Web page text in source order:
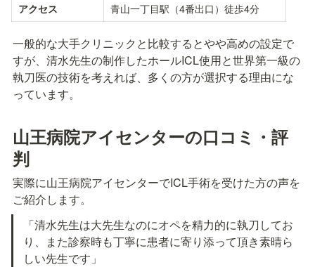
アクセス 青山一丁目駅（4番出口）徒歩4分
一般的な大手クリニックと比較するとやや高めの設定で
すが、清水先生の制作したホールICL使用と世界第一級の
執刀医の技術を考えれば、多くの方が選択する理由にな
っています。
山王病院アイセンターの口コミ・評
判
実際に山王病院アイセンターでICL手術を受けた方の声を
ご紹介します。
「清水先生は大先生なのにオペを精力的に執刀してお
り、また診察時も丁寧に患者に寄り添って頂き素晴ら
しい先生です」